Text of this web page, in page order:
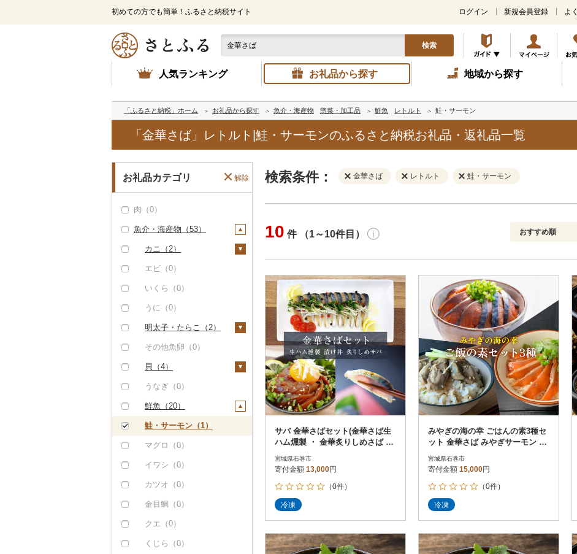
初めての方でも簡単！ふるさと納税サイト ログイン 新規会員登録 よ
検索
人気ランキング お礼品から探す 地域から探す
「ふるさと納税」ホーム お礼品から探す 魚介・海産物 惣菜・加工品 鮮魚 レトルト 鮭・サーモン
「金華さば」レトルト|鮭・サーモンのふるさと納税お礼品・返礼品一覧
お礼品カテゴリ 解除
肉（0）
魚介・海産物（53）
カニ（2）
ズワイガニ（2）
タラバガニ（0）
毛ガニ（0）
かにしゃぶ（0）
その他カニ（0）
エビ（0）
いくら（0）
うに（0）
明太子・たらこ（2）
明太子（0）
たらこ（2）
その他魚卵（0）
貝（4）
帆立（ホタテ）（0）
鮑（アワビ）（0）
牡蠣（カキ）（4）
あさり（0）
しじみ（0）
サザエ（0）
はまぐり（0）
その他貝（0）
うなぎ（0）
鮮魚（20）
鮭・サーモン（1）
マグロ（0）
イワシ（0）
カツオ（0）
金目鯛（0）
クエ（0）
くじら（0）
検索条件： 金華さば レトルト 鮭・サーモン
決済方法 解除
PayPay
クレジットカード決済
Amazon Pay
楽天ペイ
メルペイ
コンビニ支払い
ソフトバンクまとめて支払い
d払い
金融機関(Pay-easy決済)
解除
発送種別 解除
通常
冷蔵便
冷凍便
結果を見る（
10 件 （1～10件目） おすすめ順
新着順
レビュー件数順
レビュー評価順
寄付金額が高い順
寄付金額が低い順
サバ 金華さばセット(金華さば生
ハム燻製 ・ 金華炙りしめさば ・
金華さば漬け丼) 食べ比べ 惣菜
宮城県石巻市
寄付金額 13,000円
（0件）
冷凍
みやぎの海の幸 ごはんの素3種セ
ット 金華さば みやぎサーモン 漬
け丼 カンタン調理 牡蠣 炊き込み
宮城県石巻市
寄付金額 15,000円
（0件）
冷凍